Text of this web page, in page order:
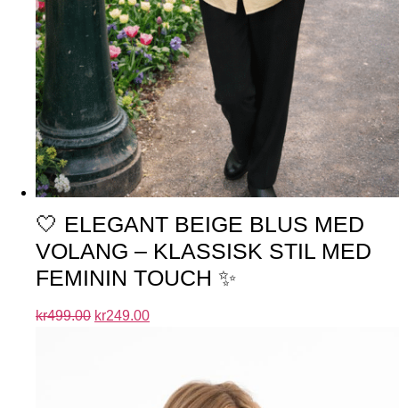
🤍 ELEGANT BEIGE BLUS MED
VOLANG – KLASSISK STIL MED
FEMININ TOUCH ✨
kr499.00 kr249.00